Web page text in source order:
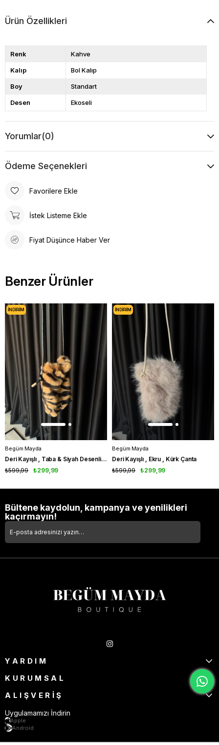
Ürün Özellikleri
Renk Kahve
Kalıp Bol Kalıp
Boy Standart
Desen Ekoseli
Yorumlar(0)
Ödeme Seçenekleri
Favorilere Ekle
İstek Listeme Ekle
Fiyat Düşünce Haber Ver
Benzer Ürünler
Begüm Mayda
Deri Kayışlı , Taba & Siyah Desenli , Kürk Çanta
₺299,99
₺599,99
İNDIRIM
Begüm Mayda
Deri Kayışlı , Ekru , Kürk Çanta
₺299,99
₺599,99
İNDIRIM
Bültene kaydolun, kampanya ve yenilikleri
kaçırmayın!
YARDIM
KURUMSAL
ALIŞVERİŞ
Uygulamamızı İndirin
Apple
Android